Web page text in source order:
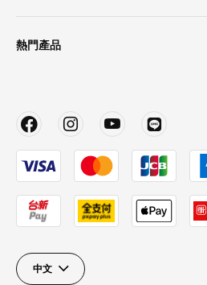
熱門產品
中文